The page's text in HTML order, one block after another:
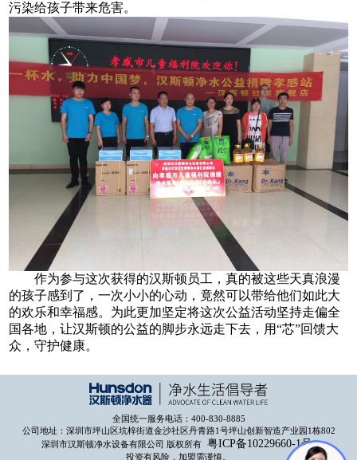
污染给孩子带来危害。
作为参与这次获得的汉斯顿员工，真的被这些天真浪漫
的孩子感到了，一次小小的心动，竟然可以带给他们如此大
的欢乐和幸福感。为此更加坚定将这次公益活动坚持走偏全
国各地，让汉斯顿的公益的脚步永远走下去，用“芯”回馈大
众，守护健康。
全国统一服务电话：400-830-8885
公司地址：深圳市坪山区坑梓街道金沙社区丹青路1号坪山创新智造产业园1栋802
深圳市汉斯顿净水设备有限公司 版权所有 粤ICP备10229660-1号
投资有风险，加盟需谨慎。